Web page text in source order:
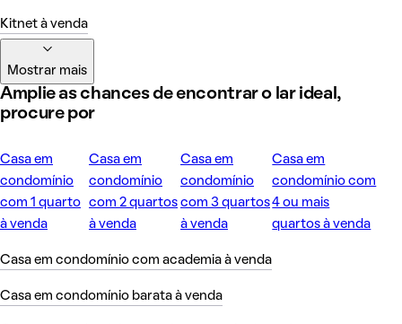
Kitnet à venda
Mostrar mais
Amplie as chances de encontrar o lar ideal,
procure por
Casa em
condomínio
com 1 quarto
à venda
Casa em
condomínio
com 2 quartos
à venda
Casa em
condomínio
com 3 quartos
à venda
Casa em
condomínio com
4 ou mais
quartos à venda
Casa em condomínio com academia à venda
Casa em condomínio barata à venda